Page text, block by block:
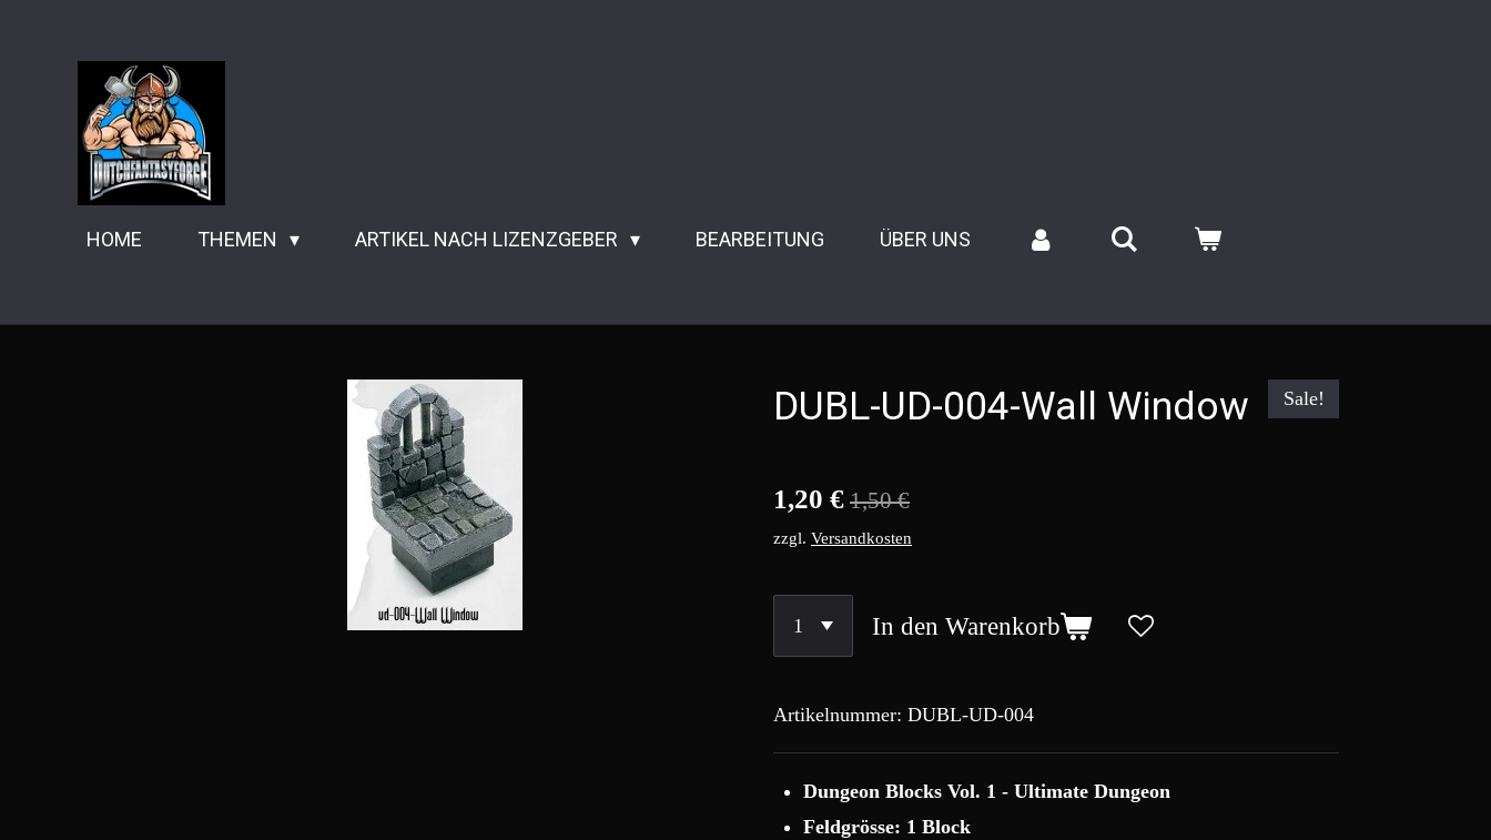
Hauptinhalt
HOME THEMEN ARTIKEL NACH LIZENZGEBER BEARBEITUNG ÜBER UNS
DUBL-UD-004-Wall Window Sale!
1,20 € 1,50 €
zzgl. Versandkosten
In den Warenkorb
Artikelnummer: DUBL-UD-004
Dungeon Blocks Vol. 1 - Ultimate Dungeon
Feldgrösse: 1 Block